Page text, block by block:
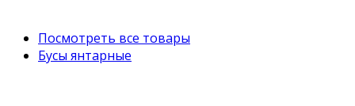
Посмотреть все товары
Бусы янтарные